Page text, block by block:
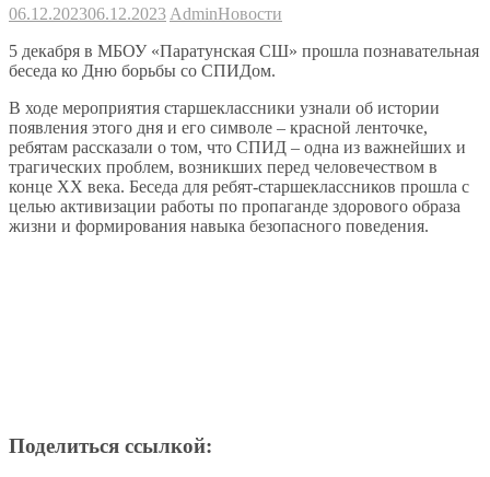
06.12.202306.12.2023 AdminНовости
5 декабря в МБОУ «Паратунская СШ» прошла познавательная
беседа ко Дню борьбы со СПИДом.
В ходе мероприятия старшеклассники узнали об истории
появления этого дня и его символе – красной ленточке,
ребятам рассказали о том, что СПИД – одна из важнейших и
трагических проблем, возникших перед человечеством в
конце ХХ века. Беседа для ребят-старшеклассников прошла с
целью активизации работы по пропаганде здорового образа
жизни и формирования навыка безопасного поведения.
Поделиться ссылкой: